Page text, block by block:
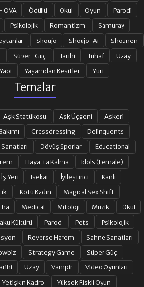
OVA Ödüllü Okul Oyun
Parodi
Psikolojik Romantizm
Samuray
Shoujo Shoujo-Ai
Shounen
Süper-Güç Tarihi Tuhaf
Uzay
Yaoi Yaşamdan Kesitler Yuri
Temalar
Aşk Statükosu Aşk Üçgeni
Askeri
Crossdressing
Delinquents
Dövüş Sporları
Educational
Hayatta Kalma
Idols (Female)
İş Yeri Isekai İyileştirici
Kanlı
Kötü Kadın
Magical Sex Shift
Medical Mitoloji Müzik
Okul
Kültürü Parodi Pets
Psikolojik
Reverse Harem
Sahne Sanatları
Strategy Game
Süper Güç
Uzay Vampir
Video Oyunları
Yetişkin Kadro
Yüksek Riskli Oyun